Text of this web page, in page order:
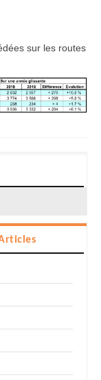
sur les routes